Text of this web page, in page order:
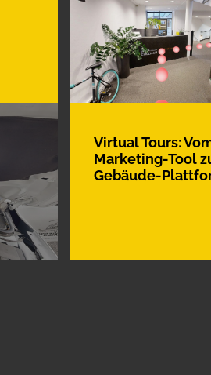
Virtual Tours:
Marketing-Tool
Gebäude-